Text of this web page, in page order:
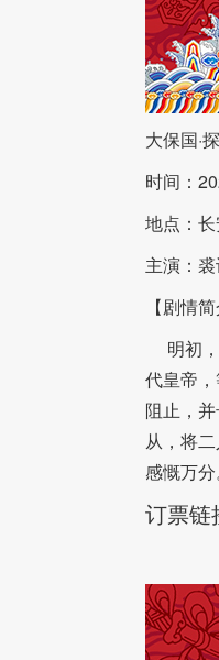
大保国·
时间：
地点：
主演：
【剧情简
明初，
代皇帝
阻止，
从，将
感慨万
订票链